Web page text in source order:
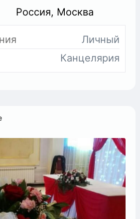
+
Россия, Москва
Личный
Канцелярия